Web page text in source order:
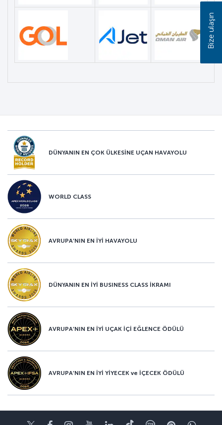
DÜNYANIN EN ÇOK ÜLKESİNE UÇAN HAVAYOLU
WORLD CLASS
AVRUPA’NIN EN İYİ HAVAYOLU
DÜNYANIN EN İYİ BUSINESS CLASS İKRAMI
AVRUPA’NIN EN İYİ UÇAK İÇİ EĞLENCE ÖDÜLÜ
AVRUPA’NIN EN İYİ YİYECEK ve İÇECEK ÖDÜLÜ
Bize ulaşın